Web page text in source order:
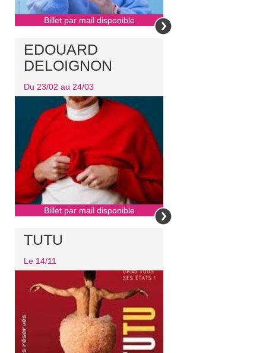
Billet par mail disponible
Billet par mail disponible
EDOUARD
DELOIGNON
Du 23/02 au 24/03
TUTU
Le 14/11